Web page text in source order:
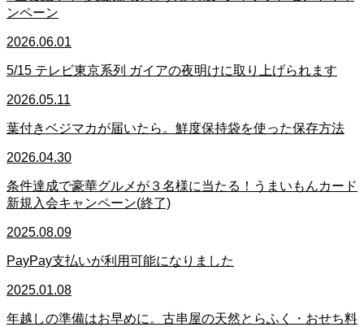
ンペーン
2026.06.01
5/15 テレビ東京系列 ガイアの夜明けに取り上げられます
2026.05.11
葉付きベジマカが届いたら。鮮度保持袋を使った保存方法
2026.04.30
条件達成で豪華グルメが３名様に当たる！うまいもんカード
新規入会キャンペーン(終了)
2025.08.09
PayPay支払いが利用可能になりました
2025.01.08
年越しの準備はお早めに。古串屋の天然とらふく・おせち料